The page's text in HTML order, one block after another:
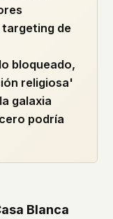
read this
from,
they come
data. We
UFO/UAP
do so without
or just
here is yours
targeting de
bloqueado,
religiosa'
galaxia
podría
Blanca